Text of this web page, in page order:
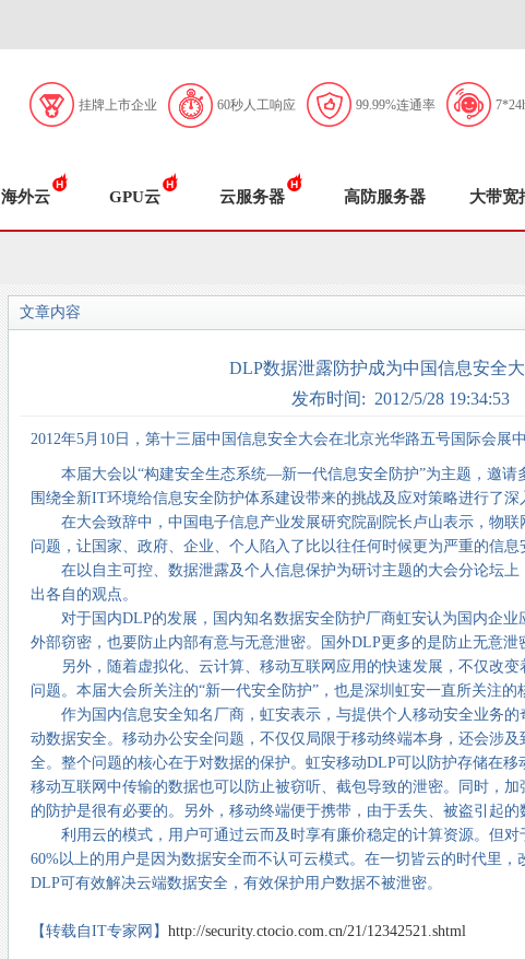
挂牌上市企业 60秒人工响应 99.99%连通率
海外云 GPU云 云服务器 高防服务器 大带宽
文章内容
DLP数据泄露防护成为中国信息安全
发布时间: 2012/5/28 19:34:53
2012年5月10日，第十三届中国信息安全大会在北京光华路五号国际会展
本届大会以“构建安全生态系统—新一代信息安全防护”为主题，邀请
围绕全新IT环境给信息安全防护体系建设带来的挑战及应对策略进行了深
在大会致辞中，中国电子信息产业发展研究院副院长卢山表示，物联
问题，让国家、政府、企业、个人陷入了比以往任何时候更为严重的信息
在以自主可控、数据泄露及个人信息保护为研讨主题的大会分论坛上
出各自的观点。
对于国内DLP的发展，国内知名数据安全防护厂商虹安认为国内企业
外部窃密，也要防止内部有意与无意泄密。国外DLP更多的是防止无意泄
另外，随着虚拟化、云计算、移动互联网应用的快速发展，不仅改变
问题。本届大会所关注的“新一代安全防护”，也是深圳虹安一直所关注的
作为国内信息安全知名厂商，虹安表示，与提供个人移动安全业务的
动数据安全。移动办公安全问题，不仅仅局限于移动终端本身，还会涉
全。整个问题的核心在于对数据的保护。虹安移动DLP可以防护存储在
移动互联网中传输的数据也可以防止被窃听、截包导致的泄密。同时，
的防护是很有必要的。另外，移动终端便于携带，由于丢失、被盗引起的
利用云的模式，用户可通过云而及时享有廉价稳定的计算资源。但对
60%以上的用户是因为数据安全而不认可云模式。在一切皆云的时代里
DLP可有效解决云端数据安全，有效保护用户数据不被泄密。
【转载自IT专家网】 http://security.ctocio.com.cn/21/12342521.shtml